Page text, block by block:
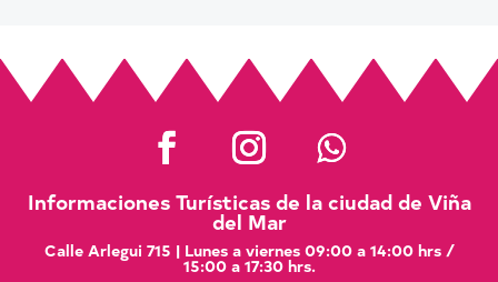
Informaciones Turísticas de la ciudad de Viña
del Mar
Calle Arlegui 715 | Lunes a viernes 09:00 a 14:00 hrs /
15:00 a 17:30 hrs.